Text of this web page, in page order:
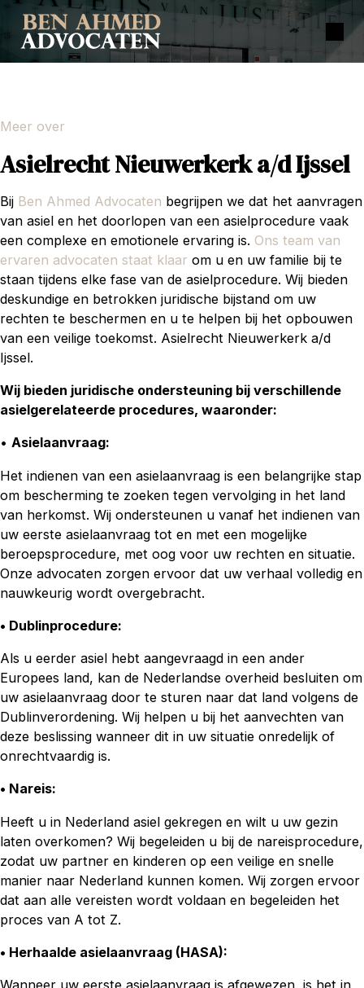
Meer over
Asielrecht Nieuwerkerk a/d Ijssel
Bij Ben Ahmed Advocaten begrijpen we dat het aanvragen
van asiel en het doorlopen van een asielprocedure vaak
een complexe en emotionele ervaring is. Ons team van
ervaren advocaten staat klaar om u en uw familie bij te
staan tijdens elke fase van de asielprocedure. Wij bieden
deskundige en betrokken juridische bijstand om uw
rechten te beschermen en u te helpen bij het opbouwen
van een veilige toekomst. Asielrecht Nieuwerkerk a/d
Ijssel.
Wij bieden juridische ondersteuning bij verschillende
asielgerelateerde procedures, waaronder:
• Asielaanvraag:
Het indienen van een asielaanvraag is een belangrijke stap
om bescherming te zoeken tegen vervolging in het land
van herkomst. Wij ondersteunen u vanaf het indienen van
uw eerste asielaanvraag tot en met een mogelijke
beroepsprocedure, met oog voor uw rechten en situatie.
Onze advocaten zorgen ervoor dat uw verhaal volledig en
nauwkeurig wordt overgebracht.
• Dublinprocedure:
Als u eerder asiel hebt aangevraagd in een ander
Europees land, kan de Nederlandse overheid besluiten om
uw asielaanvraag door te sturen naar dat land volgens de
Dublinverordening. Wij helpen u bij het aanvechten van
deze beslissing wanneer dit in uw situatie onredelijk of
onrechtvaardig is.
• Nareis:
Heeft u in Nederland asiel gekregen en wilt u uw gezin
laten overkomen? Wij begeleiden u bij de nareisprocedure,
zodat uw partner en kinderen op een veilige en snelle
manier naar Nederland kunnen komen. Wij zorgen ervoor
dat aan alle vereisten wordt voldaan en begeleiden het
proces van A tot Z.
• Herhaalde asielaanvraag (HASA):